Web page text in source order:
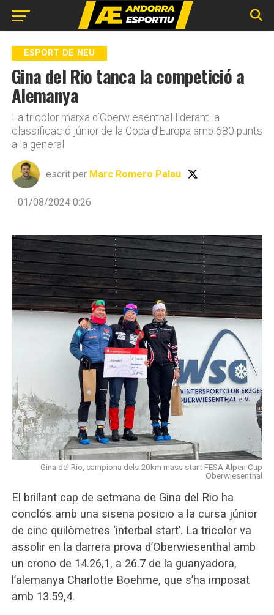
ESPORT DE NEU
Gina del Rio tanca la competició a
Alemanya
La tricolor marxa d’Oberwiesenthal liderant la
classificació júnior de la Copa d’Europa amb 680 punts
a la general
escrit per Marc Romero Palau
01/08/2024 0:26
Gina del Rio, campiona dels 20km mass start FESA Alpen Cup
Oberwiesenthal
El brillant cap de setmana de Gina del Rio ha
conclós amb una sisena posicio a la cursa júnior
de cinc quilòmetres ‘interbal start’. La tricolor va
assolir en la darrera prova d’Oberwiesenthal amb
un crono de 14.26,1, a 26.7 de la guanyadora,
l’alemanya Charlotte Boehme, que s’ha imposat
amb 13.59,4.
Go to mobile version